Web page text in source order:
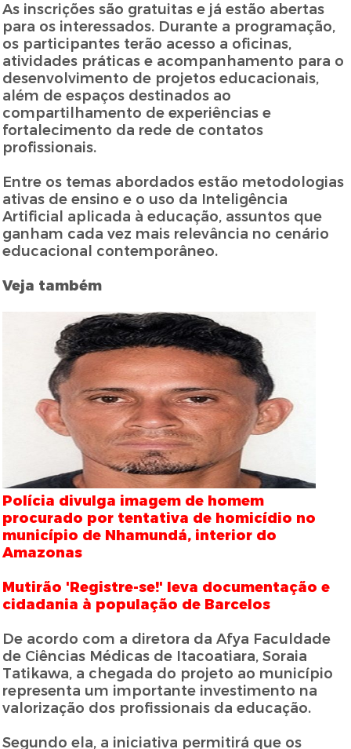
As inscrições são gratuitas e já estão abertas
para os interessados. Durante a programação,
os participantes terão acesso a oficinas,
atividades práticas e acompanhamento para o
desenvolvimento de projetos educacionais,
além de espaços destinados ao
compartilhamento de experiências e
fortalecimento da rede de contatos
profissionais.
Entre os temas abordados estão metodologias
ativas de ensino e o uso da Inteligência
Artificial aplicada à educação, assuntos que
ganham cada vez mais relevância no cenário
educacional contemporâneo.
Veja também
Polícia divulga imagem de homem
procurado por tentativa de homicídio no
município de Nhamundá, interior do
Amazonas
Mutirão 'Registre-se!' leva documentação e
cidadania à população de Barcelos
De acordo com a diretora da Afya Faculdade
de Ciências Médicas de Itacoatiara, Soraia
Tatikawa, a chegada do projeto ao município
representa um importante investimento na
valorização dos profissionais da educação.
Segundo ela, a iniciativa permitirá que os